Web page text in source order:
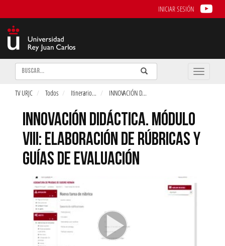
INICIAR SESIÓN
Buscar Enviar
Buscar
Toggle
TV URJC Todos Itinerario... INNOVACIÓN D...
INNOVACIÓN DIDÁCTICA. MÓDULO
VIII: ELABORACIÓN DE RÚBRICAS Y
GUÍAS DE EVALUACIÓN